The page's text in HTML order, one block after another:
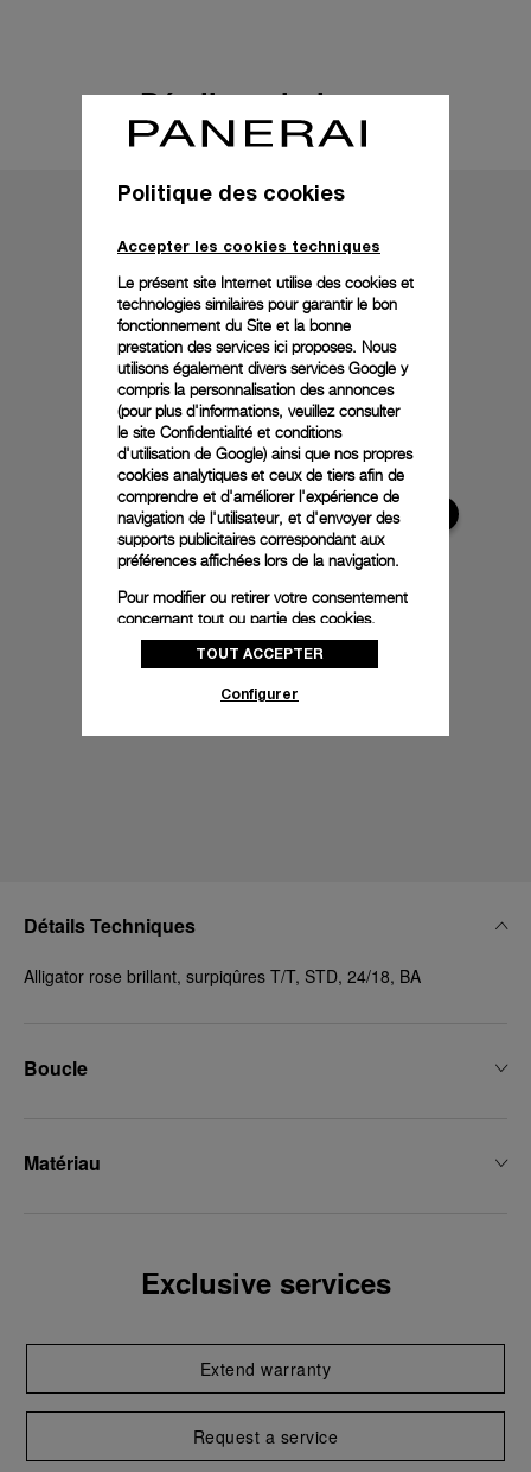
Détails techniques
Détails Techniques
Alligator rose brillant, surpiqûres T/T, STD, 24/18, BA
Boucle
Matériau
Exclusive services
Extend warranty
Request a service
Politique des cookies
Accepter les cookies techniques
Le présent site Internet utilise des cookies et
technologies similaires pour garantir le bon
fonctionnement du Site et la bonne
prestation des services ici proposes. Nous
utilisons également divers services Google y
compris la personnalisation des annonces
(pour plus d'informations, veuillez consulter
le site Confidentialité et conditions
d'utilisation de Google) ainsi que nos propres
cookies analytiques et ceux de tiers afin de
comprendre et d'améliorer l'expérience de
navigation de l'utilisateur, et d'envoyer des
supports publicitaires correspondant aux
préférences affichées lors de la navigation.
Pour modifier ou retirer votre consentement
concernant tout ou partie des cookies,
cliquez sur « Configurer » ou consultez notre
politique des cookiespour obtenir plus
donnez votre consentement pour l’utilisation
TOUT ACCEPTER
Configurer